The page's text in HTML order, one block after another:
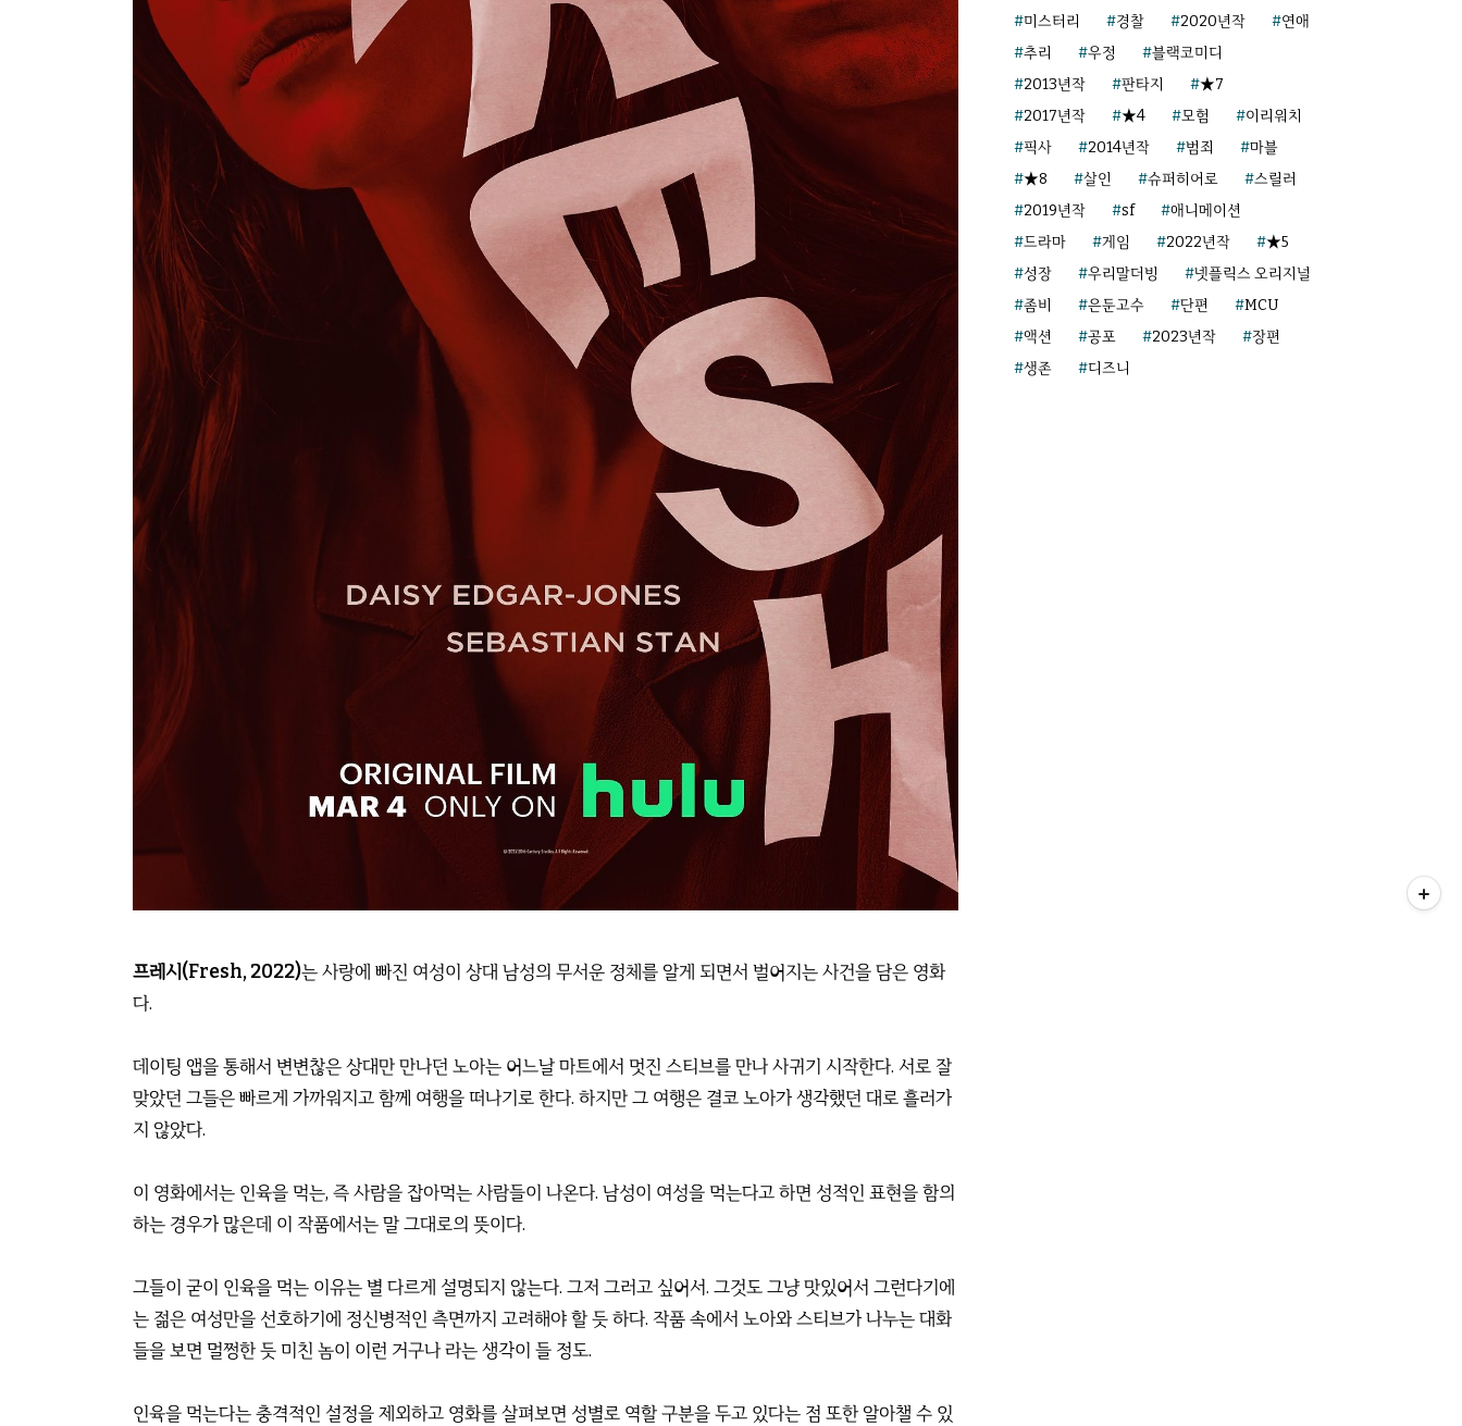
미스터리
경찰 2020년작
연애
추리
우정
블랙코미디
2013년작
판타지
★7
2017년작
★4 모험
이리워치
픽사
2014년작 범죄
마블
★8
살인 슈퍼히어로
스릴러
2019년작
sf
애니메이션
드라마
게임 2022년작
★5
성장
우리말더빙
넷플릭스 오리지널
좀비
은둔고수 단편
MCU
액션
공포 2023년작
장편
생존
디즈니
프레시(Fresh, 2022)는 사랑에 빠진 여성이 상대 남성의 무서운 정체를 알게 되면서 벌어지는 사건을 담은 영화
다.
데이팅 앱을 통해서 변변찮은 상대만 만나던 노아는 어느날 마트에서 멋진 스티브를 만나 사귀기 시작한다. 서로 잘
맞았던 그들은 빠르게 가까워지고 함께 여행을 떠나기로 한다. 하지만 그 여행은 결코 노아가 생각했던 대로 흘러가
지 않았다.
이 영화에서는 인육을 먹는, 즉 사람을 잡아먹는 사람들이 나온다. 남성이 여성을 먹는다고 하면 성적인 표현을 함의
하는 경우가 많은데 이 작품에서는 말 그대로의 뜻이다.
그들이 굳이 인육을 먹는 이유는 별 다르게 설명되지 않는다. 그저 그러고 싶어서. 그것도 그냥 맛있어서 그런다기에
는 젊은 여성만을 선호하기에 정신병적인 측면까지 고려해야 할 듯 하다. 작품 속에서 노아와 스티브가 나누는 대화
들을 보면 멀쩡한 듯 미친 놈이 이런 거구나 라는 생각이 들 정도.
인육을 먹는다는 충격적인 설정을 제외하고 영화를 살펴보면 성별로 역할 구분을 두고 있다는 점 또한 알아챌 수 있